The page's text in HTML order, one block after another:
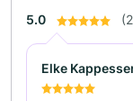
5.0
Elke